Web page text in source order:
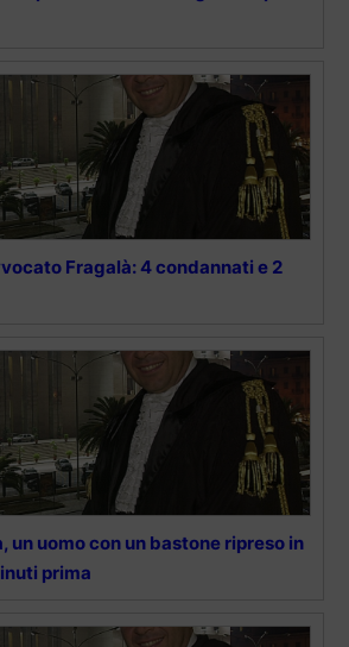
Fragalà: 4 condannati e 2
un uomo con un bastone ripreso in
prima